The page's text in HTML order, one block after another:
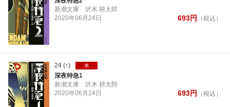
新潮文庫 沢木 耕太郎
2020年06月 24日 693円 （税込）
24 (↑) 本
深夜特急1
新潮文庫 沢木 耕太郎
2020年06月 24日 693円 （税込）